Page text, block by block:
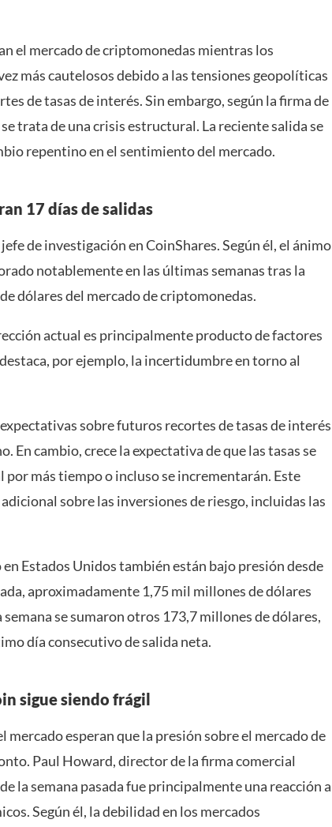
el mercado de criptomonedas mientras los
más cautelosos debido a las tensiones geopolíticas
de tasas de interés. Sin embargo, según la firma de
se trata de una crisis estructural. La reciente salida se
repentino en el sentimiento del mercado.
17 días de salidas
de investigación en CoinShares. Según él, el ánimo
notablemente en las últimas semanas tras la
dólares del mercado de criptomonedas.
actual es principalmente producto de factores
por ejemplo, la incertidumbre en torno al
sobre futuros recortes de tasas de interés
En cambio, crece la expectativa de que las tasas se
por más tiempo o incluso se incrementarán. Este
sobre las inversiones de riesgo, incluidas las
Estados Unidos también están bajo presión desde
aproximadamente 1,75 mil millones de dólares
se sumaron otros 173,7 millones de dólares,
día consecutivo de salida neta.
sigue siendo frágil
mercado esperan que la presión sobre el mercado de
Paul Howard, director de la firma comercial
la semana pasada fue principalmente una reacción a
Según él, la debilidad en los mercados